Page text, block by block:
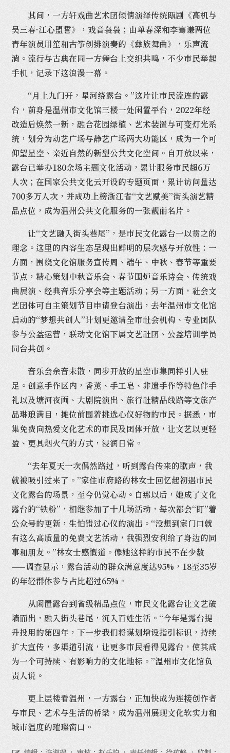
其间，一方轩戏曲艺术团倾情演绎传统瓯剧《高机与
吴三春·江心盟誓》，戏音袅袅；由单春深和李骞谦两位
青年演员用笙和古筝创排演奏的《彝族舞曲》，乐声流
淌。流行与古典在同一方舞台上交织共鸣，不少市民举起
手机，记录下这浪漫一幕。
“月上九门开，星河绕露台。”这片让市民流连的露
台，前身是温州市文化馆三楼一处闲置平台，2022年经
改造后焕然一新，融合花园绿植、艺术装置与可变灯光系
统，划分为动艺广场与静艺广场两大功能区，成为一个可
仰望星空、亲近自然的新型公共文化空间。自开放以来，
露台已举办180余场主题文化活动，累计服务市民超6万
人次；在国家公共文化云开设的专题页面，累计访问量达
700多万人次，并成功上榜浙江省“文艺赋美”街头演艺精
品点位，成为温州公共文化服务的一张靓丽名片。
让“文艺融入街头巷尾”，是市民文化露台一以贯之的
理念。这里的内容生态呈现出鲜明的层次感与开放性：一
方面，围绕文化馆服务宣传周、端午、中秋、春节等重要
节点，精心策划中秋音乐会、春节围炉音乐诗会、传统戏
曲展演、经典音乐分享会等主题活动；另一方面，社会文
艺团体可自主策划节目申请登台演出，去年温州市文化馆
启动的“梦想共创人”计划更邀请全市社会机构、专业团队
参与公益运营，联动文化馆下属文艺社团、公益培训学员
同台共创。
音乐会余音未散，同步开放的星空市集同样引人驻
足。创意手作区内，香薰、手工皂、非遗手作等特色伴手
礼以及塘河夜画、大剧院演出、旅行社精品线路等文旅产
品琳琅满目，摊位前围着挑选心仪好物的市民。据悉，市
集免费向热爱文化艺术的市民及团体开放，让文艺以更轻
盈、更具烟火气的方式，浸润日常。
“去年夏天一次偶然路过，听到露台传来的歌声，我
就被吸引过来了。”家住市府路的林女士回忆起初遇市民
文化露台的场景，至今仍觉心动。自那以后，她成了文化
露台的“铁粉”，相继参加了十几场活动，每次都会“盯”着
公众号的更新，生怕错过心仪的演出。“没想到家门口就
有这么高质量的免费文艺活动，我强烈安利给了身边的同
事和朋友。”林女士感慨道。像她这样的市民不在少数
——调查显示，露台活动的群众满意度达95%，18至35岁
的年轻群体参与占比超过65%。
从闲置露台到省级精品点位，市民文化露台让文艺破
墙而出，融入街头巷尾，沉入百姓生活。“今年是露台提
升投用的第四年，下一步我们将谋划增设指引标识，持续
扩大宣传，多渠道引流，让更多市民看得见露台，使其成
为一个可持续、有影响力的文化地标。”温州市文化馆负
责人说。
更上层楼看温州，一方露台，正加快成为连接创作者
与市民、艺术与生活的桥梁，成为温州展现文化软实力和
城市温度的璀璨窗口。